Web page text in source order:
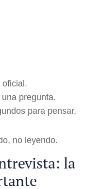
oficial.
pregunta.
para pensar.
no leyendo.
la